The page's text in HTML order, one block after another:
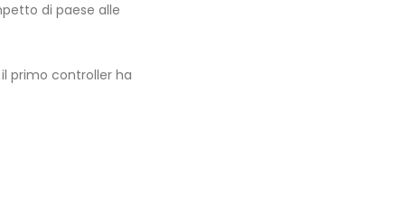
di paese alle
primo controller ha